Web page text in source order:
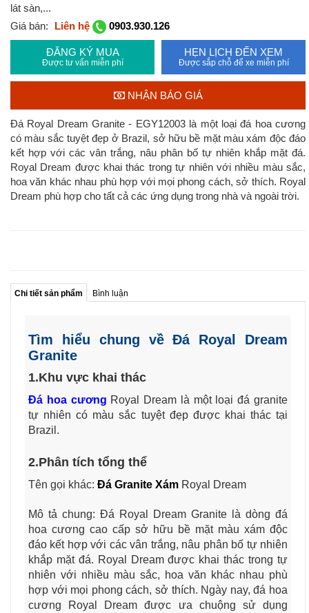
lát sàn,...
Giá bán:
Liên hệ 0903.930.126
ĐĂNG KÝ MUA
Được tư vấn miễn phí
HẸN LỊCH ĐẾN XEM
Được sắp chỗ để xe miễn phí
NHẬN BÁO GIÁ
Đá Royal Dream Granite - EGY12003 là một loại đá hoa cương
có màu sắc tuyệt đẹp ở Brazil, sở hữu bề mặt màu xám độc đáo
kết hợp với các vân trắng, nâu phân bố tự nhiên khắp mặt đá.
Royal Dream được khai thác trong tự nhiên với nhiều màu sắc,
hoa văn khác nhau phù hợp với mọi phong cách, sở thích. Royal
Dream phù hợp cho tất cả các ứng dụng trong nhà và ngoài trời.
Chi tiết sản phẩm Bình luận
Tìm hiểu chung về Đá Royal Dream
Granite
1.Khu vực khai thác
Đá hoa cương Royal Dream là một loại đá granite
tự nhiên có màu sắc tuyệt đẹp được khai thác tại
Brazil.
2.Phân tích tổng thể
Tên gọi khác: Đá Granite Xám Royal Dream
Mô tả chung: Đá Royal Dream Granite là dòng đá
hoa cương cao cấp sở hữu bề mặt màu xám độc
đáo kết hợp với các vân trắng, nâu phân bố tự nhiên
khắp mặt đá. Royal Dream được khai thác trong tự
nhiên với nhiều màu sắc, hoa văn khác nhau phù
hợp với mọi phong cách, sở thích. Ngày nay, đá hoa
cương Royal Dream được ưa chuộng sử dụng